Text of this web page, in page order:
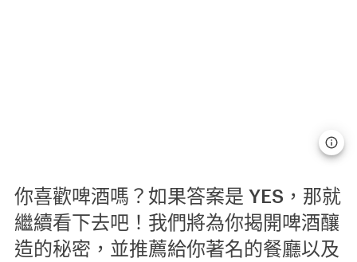
你喜歡啤酒嗎？如果答案是 YES，那就
繼續看下去吧！我們將為你揭開啤酒釀
造的秘密，並推薦給你著名的餐廳以及